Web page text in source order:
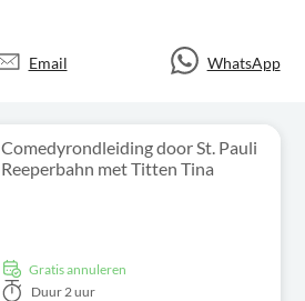
Email WhatsApp
Comedyrondleiding door St. Pauli
Reeperbahn met Titten Tina
Gratis annuleren
Duur 2 uur